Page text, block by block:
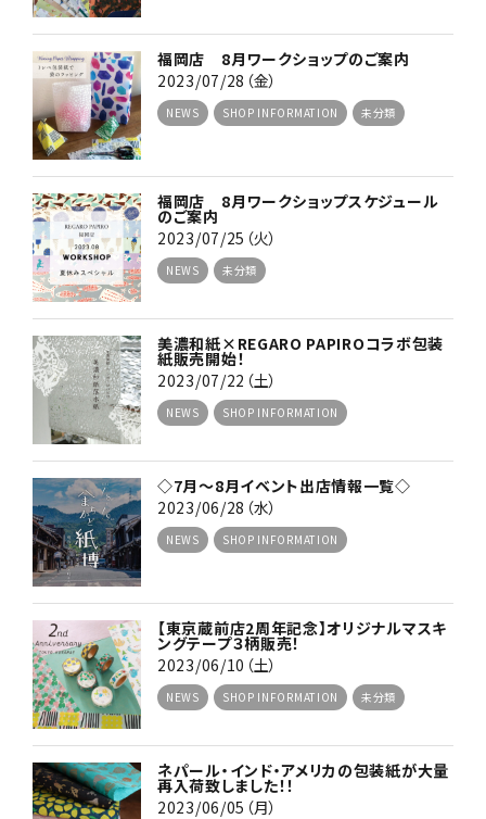
福岡店 8月ワークショップのご案内
2023/07/28（金）
NEWS SHOP INFORMATION 未分類
福岡店 8月ワークショップスケジュール
のご案内
2023/07/25（火）
NEWS 未分類
美濃和紙×REGARO PAPIROコラボ包装
紙販売開始！
2023/07/22（土）
NEWS SHOP INFORMATION
◇7月〜8月イベント出店情報一覧◇
2023/06/28（水）
NEWS SHOP INFORMATION
【東京蔵前店2周年記念】オリジナルマスキ
ングテープ３柄販売！
2023/06/10（土）
NEWS SHOP INFORMATION 未分類
ネパール・インド・アメリカの包装紙が大量
再入荷致しました！！
2023/06/05（月）